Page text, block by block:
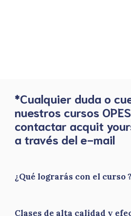
*Cualquier duda o
nuestros cursos
contactar acquit
a través del e-mail
¿Qué lograrás con el curso ?
Clases de alta calidad y